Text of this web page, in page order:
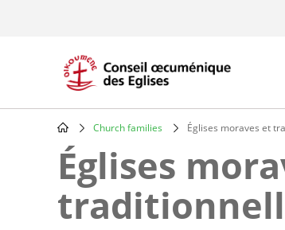
Breadcrumb
Church families Églises moraves et
Églises